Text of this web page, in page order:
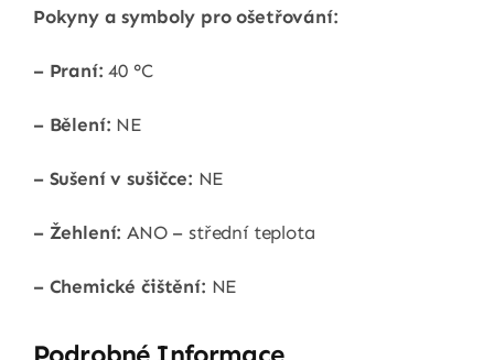
Pokyny a symboly pro ošetřování:
– Praní:40 °C
– Bělení: NE
– Sušení v sušičce: NE
– Žehlení:ANO – střední teplota
– Chemické čištění: NE